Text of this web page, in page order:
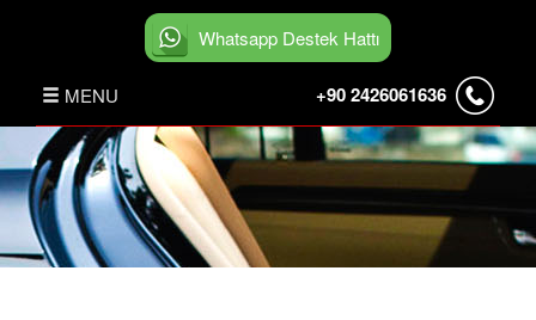
Whatsapp Destek Hattı
MENU +90 2426061636
ANASAYFA
HABERLER
BELEK TRANSFER